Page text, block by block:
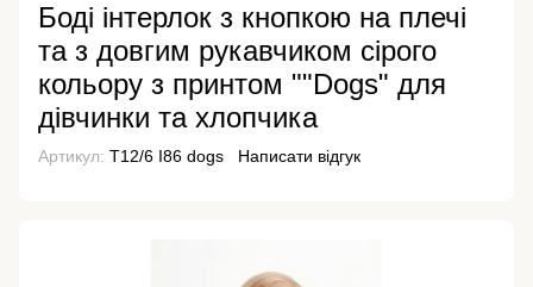
Боді інтерлок з кнопкою на плечі
та з довгим рукавчиком сірого
кольору з принтом ""Dogs" для
дівчинки та хлопчика
Артикул: Т12/6 І86 dogs Написати відгук